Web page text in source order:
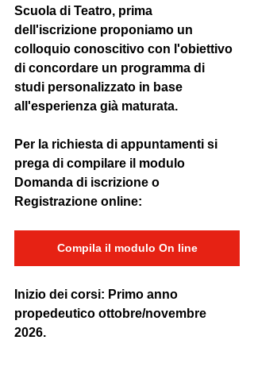
Scuola di Teatro, prima
dell'iscrizione proponiamo un
colloquio conoscitivo con l'obiettivo
di concordare un programma di
studi personalizzato in base
all'esperienza già maturata.
Per la richiesta di appuntamenti si
prega di compilare il modulo
Domanda di iscrizione o
Registrazione online:
Compila il modulo On line
Inizio dei corsi: Primo anno
propedeutico ottobre/novembre
2026.